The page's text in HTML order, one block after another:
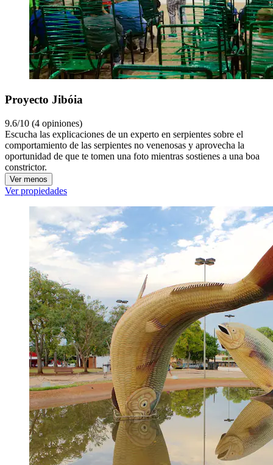
Proyecto Jibóia
9.6/10 (4 opiniones)
Escucha las explicaciones de un experto en serpientes sobre el
comportamiento de las serpientes no venenosas y aprovecha la
oportunidad de que te tomen una foto mientras sostienes a una boa
constrictor.
Ver menos
Ver propiedades